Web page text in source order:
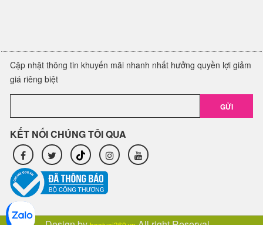
Cập nhật thông tin khuyến mãi nhanh nhất hưởng quyền lợi giảm
giá riêng biệt
GỬI
KẾT NỐI CHÚNG TÔI QUA